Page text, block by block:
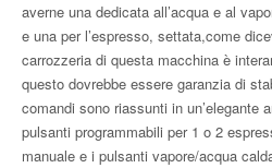
averne una dedicata all’acqua e al
e una per l’espresso, settata,come
carrozzeria di questa macchina è
questo dovrebbe essere garanzia di
comandi sono riassunti in un’elegante
pulsanti programmabili per 1 o 2
manuale e i pulsanti vapore/acqua